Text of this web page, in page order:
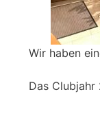
Wir haben
Das Clubjahr